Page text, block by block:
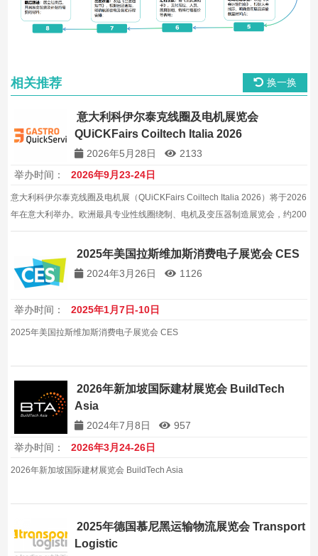
相关推荐 换一换
意大利科伊尔泰克线圈及电机展览会
QUiCKFairs Coiltech Italia 2026
2026年5月28日
2133
举办时间：
2026年9月23-24日
意大利科伊尔泰克线圈及电机展（QUiCKFairs Coiltech Italia 2026）将于2026
年在意大利举办。欧洲最具专业性线圈绕制、电机及变压器制造展览会，约200
家展商，约12000平方米。
2025年美国拉斯维加斯消费电子展览会 CES
2024年3月26日 1126
举办时间： 2025年1月7日-10日
2025年美国拉斯维加斯消费电子展览会 CES
2026年新加坡国际建材展览会 BuildTech
Asia
2024年7月8日
957
举办时间：
2026年3月24-26日
2026年新加坡国际建材展览会 BuildTech Asia
2025年德国慕尼黑运输物流展览会 Transport
Logistic